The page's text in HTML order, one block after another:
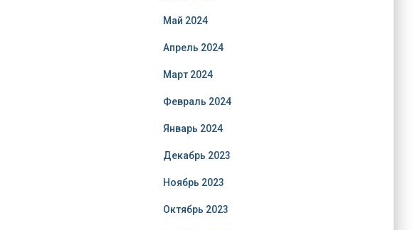
Май 2024
Апрель 2024
Март 2024
Февраль 2024
Январь 2024
Декабрь 2023
Ноябрь 2023
Октябрь 2023